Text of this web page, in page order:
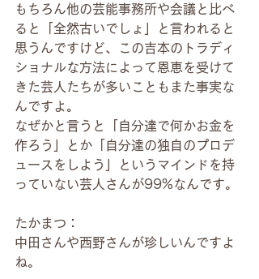
もちろん他の芸能事務所や会議と比べ
ると「全然古いでしょ」と言われると
思うんですけど、この吉本のトラディ
ショナルな方法によって恩恵を受けて
きた芸人たちが多いこともまた事実な
んですよ。
なぜかと言うと「自分達で何かお金を
作ろう」とか「自分達の独自のプロデ
ュースをしよう」というマインドを持
っていない芸人さんが99%なんです。
たかまつ：
中田さんや西野さんが珍しいんですよ
ね。